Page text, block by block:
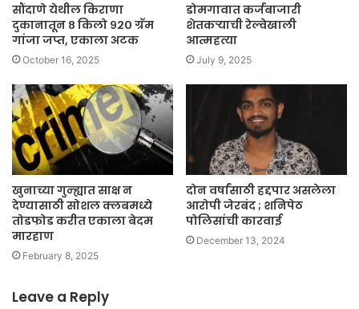
सौंदाणे येथील किराणा
दुकानातून ८ किलो ९२० ग्रॅम
गांजा जप्त, एकाला अटक
October 16, 2025
डोमगावात कर्जबाजारी
शेतकऱ्याची रेल्वेखाली
आत्महत्या
July 9, 2025
खुनाच्या गुन्ह्यात साक्ष न
देण्यासाठी सोशल क्लबमध्ये
तोडफोड करीत एकाला बेदम
मारहाण
February 8, 2025
दोन वर्षांसाठी हद्दपार असलेला
आरोपी जेरबंद ; शनिपेठ
पोलिसांची कारवाई
December 13, 2024
Leave a Reply